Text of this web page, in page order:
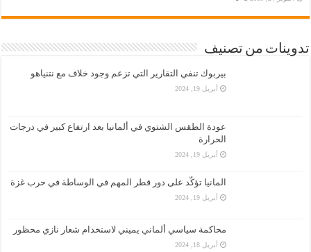
تدوينات من تصنيف
بيربوك تنفي التقارير التي تزعم وجود خلاف مع نتنياهو
أبريل 19, 2024
عودة الطقس الشتوي في ألمانيا بعد ارتفاع كبير في درجات
الحرارة
أبريل 19, 2024
المانيا تؤكّد على دور قطر المهم في الوساطة في حرب غزة
أبريل 19, 2024
محاكمة سياسي ألماني يميني لاستخدام شعار نازي محظور
أبريل 18, 2024